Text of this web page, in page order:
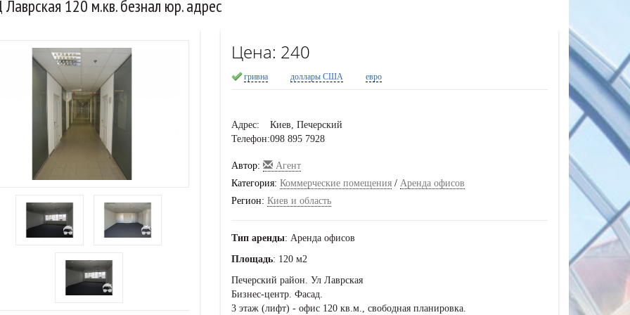
120 м.кв. безнал юр. адрес
Цена: 240
гривна доллары США евро
Адрес:
Киев, Печерский
Телефон:098 895 7928
Автор:
Агент
Категория: Коммерческие помещения/ Аренда офисов
Регион: Киев и область
Тип аренды: Аренда офисов
Площадь: 120 м2
Печерский район. Ул Лаврская
Бизнес-центр. Фасад.
3 этаж (лифт) - офис 120 кв.м., свободная планировка.